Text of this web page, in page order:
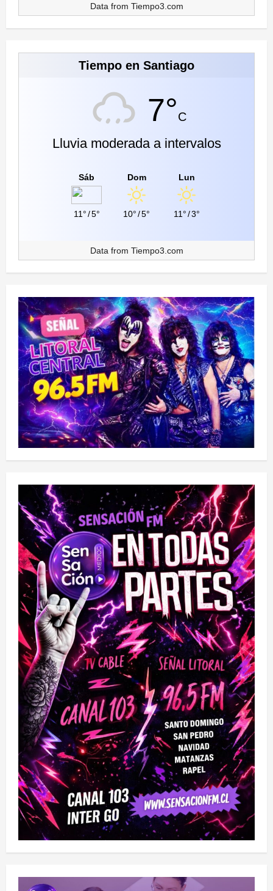
Data from Tiempo3.com
Tiempo en Santiago
7°C
Lluvia moderada a intervalos
Sáb
11°/5°
Dom
10°/5°
Lun
11°/3°
Data from Tiempo3.com